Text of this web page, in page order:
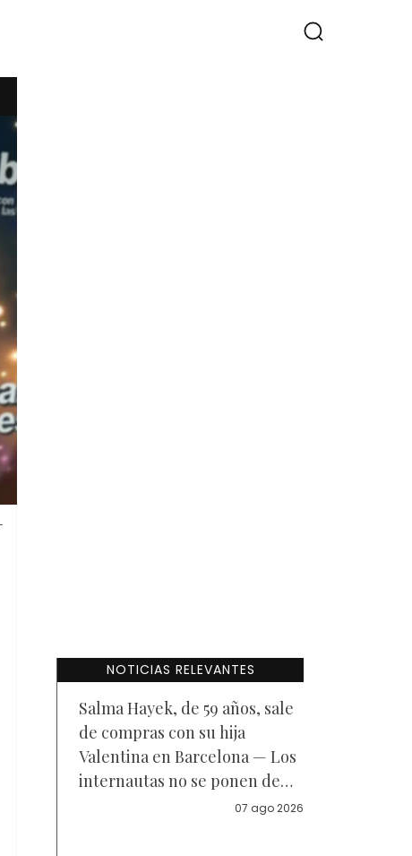
NOTICIAS RELEVANTES
Salma Hayek, de 59 años, sale
de compras con su hija
Valentina en Barcelona — Los
internautas no se ponen de
acuerdo sobre a quién se07 ago 2026